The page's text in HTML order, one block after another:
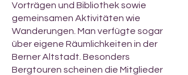
Vorträgen und Bibliothek sowie
gemeinsamen Aktivitäten wie
Wanderungen. Man verfügte sogar
über eigene Räumlichkeiten in der
Berner Altstadt. Besonders
Bergtouren scheinen die Mitglieder